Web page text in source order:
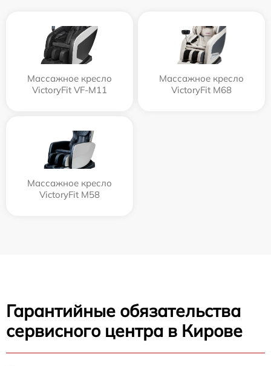
Массажное кресло
VictoryFit VF-M11
Массажное кресло
VictoryFit M68
Массажное кресло
VictoryFit M58
Гарантийные обязательства
сервисного центра в Кирове